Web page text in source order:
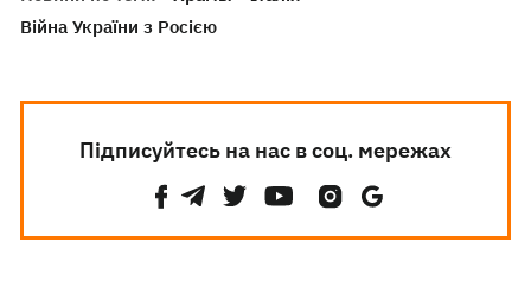
Війна України з Росією
Підписуйтесь на нас в соц. мережах